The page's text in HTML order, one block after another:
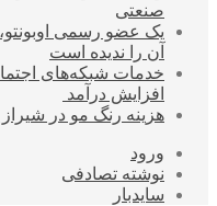
صنعتی
یک عضو رسمی
آن را ندیده است
افزایش درآمد
هزینه رنگ مو در
ورود
نوشته تصادفی
سایدبار